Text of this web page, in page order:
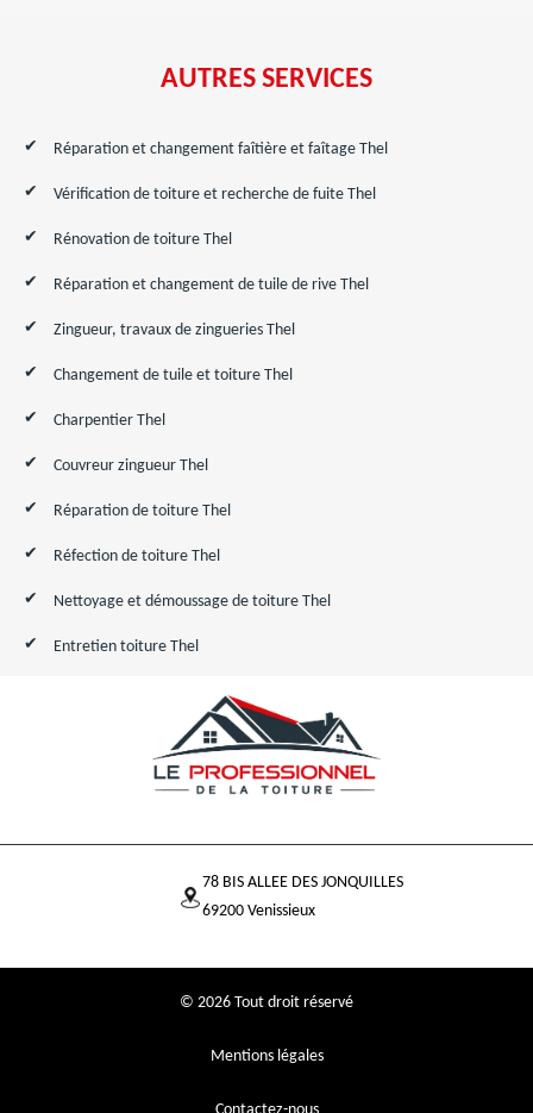
AUTRES SERVICES
Réparation et changement faîtière et faîtage Thel
Vérification de toiture et recherche de fuite Thel
Rénovation de toiture Thel
Réparation et changement de tuile de rive Thel
Zingueur, travaux de zingueries Thel
Changement de tuile et toiture Thel
Charpentier Thel
Couvreur zingueur Thel
Réparation de toiture Thel
Réfection de toiture Thel
Nettoyage et démoussage de toiture Thel
Entretien toiture Thel
78 BIS ALLEE DES JONQUILLES
69200 Venissieux
© 2026 Tout droit réservé
Mentions légales